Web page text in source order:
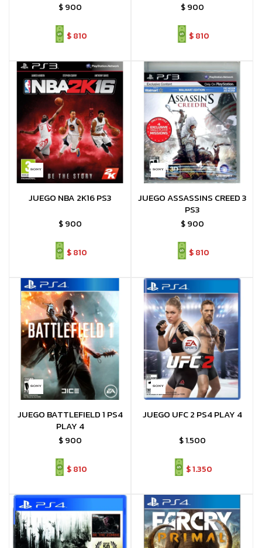
$ 900
$810
$ 900
$810
JUEGO NBA 2K16 PS3
$ 900
$810
JUEGO ASSASSINS CREED 3
PS3
$ 900
$810
JUEGO BATTLEFIELD 1 PS4
PLAY 4
$ 900
$810
JUEGO UFC 2 PS4 PLAY 4
$1.500
$1.350